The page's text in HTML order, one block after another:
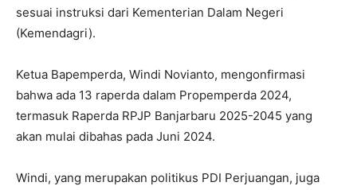
sesuai instruksi dari Kementerian Dalam Negeri
(Kemendagri).
Ketua Bapemperda, Windi Novianto, mengonfirmasi
bahwa ada 13 raperda dalam Propemperda 2024,
termasuk Raperda RPJP Banjarbaru 2025-2045 yang
akan mulai dibahas pada Juni 2024.
Windi, yang merupakan politikus PDI Perjuangan, juga